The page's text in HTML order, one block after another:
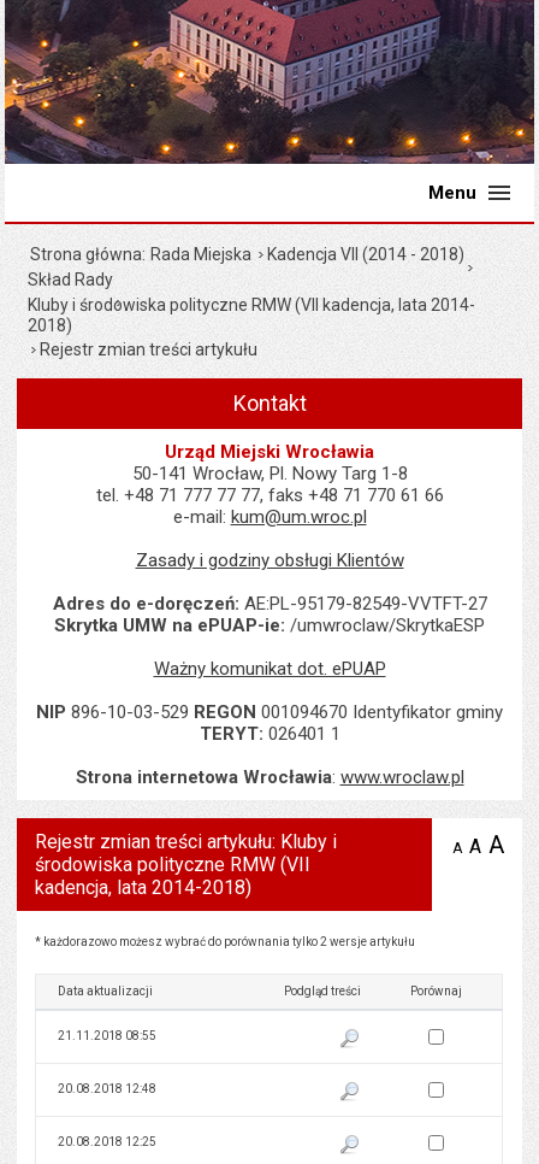
Menu
Strona główna Rada Miejska
Kadencja VII (2014 - 2018)
Skład Rady
Kluby i środowiska polityczne RMW (VII kadencja, lata 2014-
2018)
Rejestr zmian treści artykułu
Kontakt
Urząd Miejski Wrocławia
50-141 Wrocław, Pl. Nowy Targ 1-8
tel. +48 71 777 77 77, faks +48 71 770 61 66
e-mail: kum@um.wroc.pl
Zasady i godziny obsługi Klientów
Adres do e-doręczeń: AE:PL-95179-82549-VVTFT-27
Skrytka UMW na ePUAP-ie: /umwroclaw/SkrytkaESP
Ważny komunikat dot. ePUAP
NIP 896-10-03-529 REGON 001094670 Identyfikator gminy
TERYT: 026401 1
Strona internetowa Wrocławia: www.wroclaw.pl
Rejestr zmian treści artykułu: Kluby i
środowiska polityczne RMW (VII
kadencja, lata 2014-2018)
A zmniejsz
A A
Rejestr zmian treści artykułu: Kluby i środowiska polityczne RMW (VII kadencja, lata 2014-
* każdorazowo możesz wybrać do porównania tylko 2 wersje artykułu
Data aktualizacji Podgląd treści Porównaj
21.11.2018 08:55 Pokaż podgląd wersji z dnia
Zaznacz wersję do
20.08.2018 12:48 Pokaż podgląd wersji z dnia
Zaznacz wersję do
20.08.2018 12:25 Pokaż podgląd wersji z dnia
Zaznacz wersję do